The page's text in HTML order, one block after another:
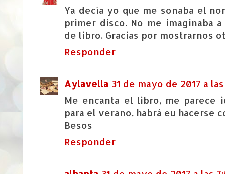
Ya decía yo que me sonaba el
primer disco. No me imaginaba
de libro. Gracias por mostrarnos
Responder
Aylavella 31 de mayo de 2017 a
Me encanta el libro, me parece
para el verano, habrá eu hacerse
Besos
Responder